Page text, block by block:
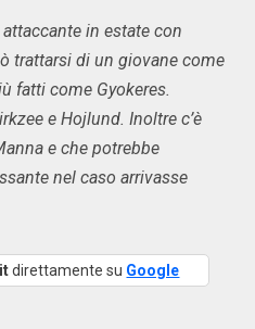
in estate con
trattarsi di un giovane come
fatti come Gyokeres.
e Hojlund. Inoltre c’è
e che potrebbe
nel caso arrivasse
direttamente su Google